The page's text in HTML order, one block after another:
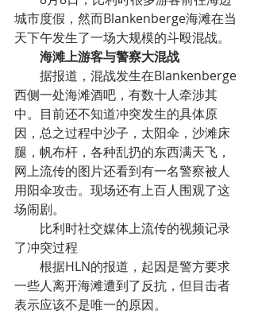
城市度假，然而Blankenberge海滩在当
天下午发生了一场大规模的斗殴混战。
海滩上游客与警察大混战
据报道，混战发生在Blankenberge
西侧一处海滩酒吧，有数十人牵涉其
中。目前还不知道冲突发生的具体原
因，总之过程中沙子，太阳伞，沙滩床
腿，帆布杆，各种乱扔的东西满天飞，
网上流传的图片还看到有一名警察被人
用阳伞攻击。现场还有上百人围观了这
场闹剧。
比利时社交媒体上流传的视频记录
了冲突过程
根据HLN的报道，起因是警方要求
一些人离开海滩遭到了反抗，但目击者
表示应该不是唯一的原因。